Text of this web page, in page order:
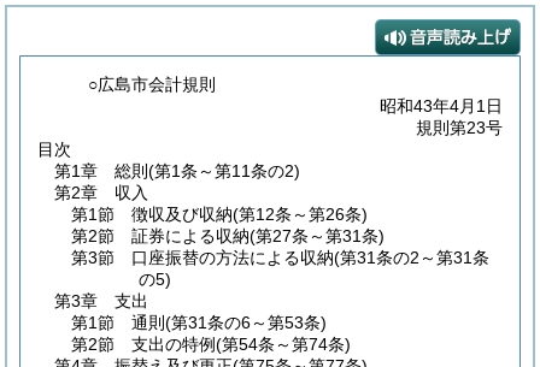
○広島市会計規則
昭和43年4月1日
規則第23号
目次
第1章
総則 (第1条～第11条の2)
第2章
収入
第1節
徴収及び収納(第12条～第26条)
第2節
証券による収納(第27条～第31条)
第3節
口座振替の方法による収納(第31条の2～第31条
の5)
第3章
支出
第1節
通則 (第31条の6～第53条)
第2節
支出の特例(第54条～第74条)